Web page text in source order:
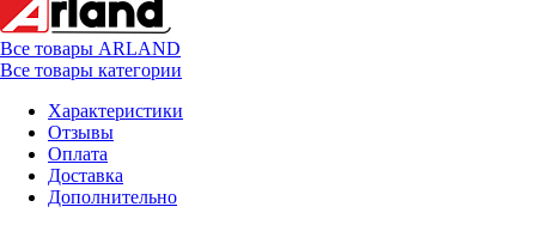
Все товары ARLAND
Все товары категории
Характеристики
Отзывы
Оплата
Доставка
Дополнительно